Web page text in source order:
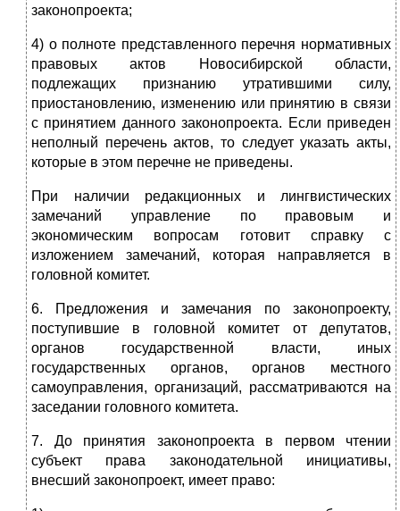
законопроекта;
4) о полноте представленного перечня нормативных
правовых актов Новосибирской области,
подлежащих признанию утратившими силу,
приостановлению, изменению или принятию в связи
с принятием данного законопроекта. Если приведен
неполный перечень актов, то следует указать акты,
которые в этом перечне не приведены.
При наличии редакционных и лингвистических
замечаний управление по правовым и
экономическим вопросам готовит справку с
изложением замечаний, которая направляется в
головной комитет.
6. Предложения и замечания по законопроекту,
поступившие в головной комитет от депутатов,
органов государственной власти, иных
государственных органов, органов местного
самоуправления, организаций, рассматриваются на
заседании головного комитета.
7. До принятия законопроекта в первом чтении
субъект права законодательной инициативы,
внесший законопроект, имеет право: